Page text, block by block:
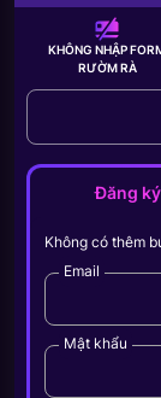
KHÔNG NHẬP
RƯỜM RÀ
Đăng
Không có thêm
Email
Mật khẩu